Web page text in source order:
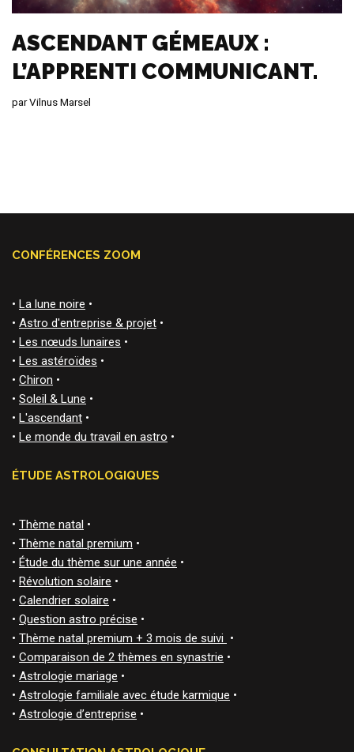
ASCENDANT GÉMEAUX :
L’APPRENTI COMMUNICANT.
parVilnus Marsel
CONFÉRENCES ZOOM
• La lune noire •
• Astro d'entreprise & projet •
• Les nœuds lunaires •
• Les astéroïdes •
• Chiron •
• Soleil & Lune •
• L'ascendant •
• Le monde du travail en astro •
ÉTUDE ASTROLOGIQUES
• Thème natal •
• Thème natal premium •
• Étude du thème sur une année •
• Révolution solaire •
• Calendrier solaire •
• Question astro précise •
• Thème natal premium + 3 mois de suivi •
• Comparaison de 2 thèmes en synastrie •
• Astrologie mariage •
• Astrologie familiale avec étude karmique •
• Astrologie d’entreprise •